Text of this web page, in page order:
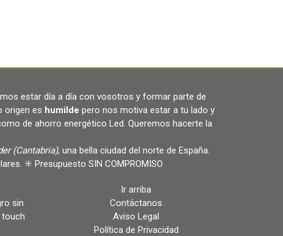
estar día a día con vosotros y formar parte de
origen es humilde pero nos motiva estar a tu lado y
de ahorro energético Led. Queremos hacerte la
(Cantabria), una bella ciudad del norte de España.
✳️ Presupuesto SIN COMPROMISO
sin
Ir arriba
Contáctanos
Aviso Legal
Política de Privacidad